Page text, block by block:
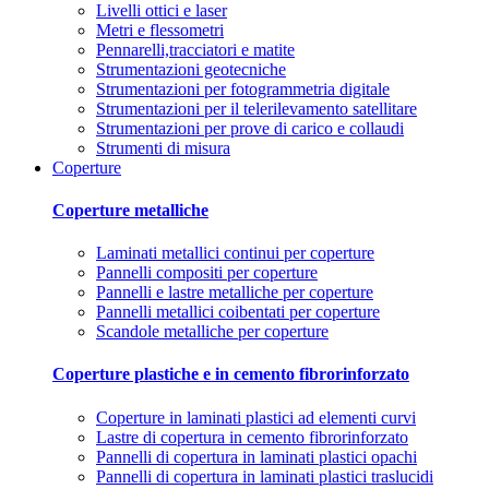
Livelli ottici e laser
Metri e flessometri
Pennarelli,tracciatori e matite
Strumentazioni geotecniche
Strumentazioni per fotogrammetria digitale
Strumentazioni per il telerilevamento satellitare
Strumentazioni per prove di carico e collaudi
Strumenti di misura
Coperture
Coperture metalliche
Laminati metallici continui per coperture
Pannelli compositi per coperture
Pannelli e lastre metalliche per coperture
Pannelli metallici coibentati per coperture
Scandole metalliche per coperture
Coperture plastiche e in cemento fibrorinforzato
Coperture in laminati plastici ad elementi curvi
Lastre di copertura in cemento fibrorinforzato
Pannelli di copertura in laminati plastici opachi
Pannelli di copertura in laminati plastici traslucidi